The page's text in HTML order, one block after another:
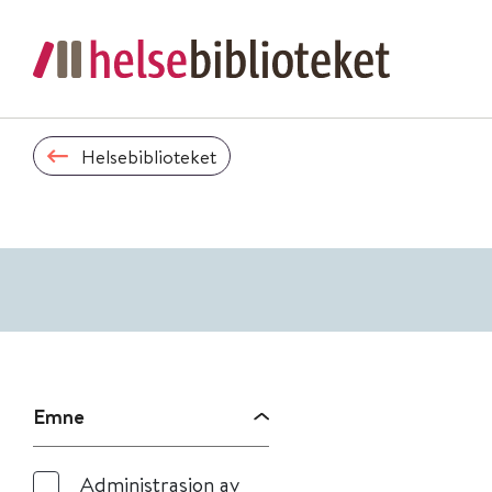
Helsebiblioteket
Emne
Administrasjon av